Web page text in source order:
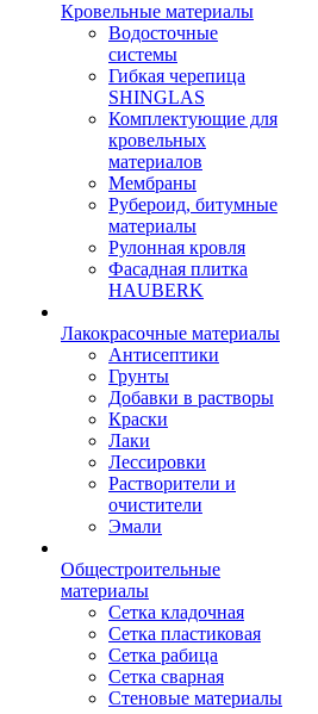
Кровельные материалы
Водосточные
системы
Гибкая черепица
SHINGLAS
Комплектующие для
кровельных
материалов
Мембраны
Рубероид, битумные
материалы
Рулонная кровля
Фасадная плитка
HAUBERK
Лакокрасочные материалы
Антисептики
Грунты
Добавки в растворы
Краски
Лаки
Лессировки
Растворители и
очистители
Эмали
Общестроительные
материалы
Сетка кладочная
Сетка пластиковая
Сетка рабица
Сетка сварная
Стеновые материалы